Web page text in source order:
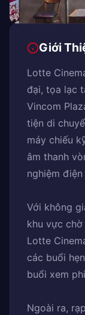
Giới
Lotte
đại, tọa lạc
Vincom
tiện di
máy chiếu
âm thanh
nghiệm
Với không
khu vực
Lotte
các buổi
buổi xem
Ngoài ra,